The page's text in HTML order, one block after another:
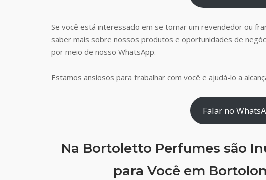
Se você está interessado em se tornar um revendedor ou
saber mais sobre nossos produtos e oportunidades de
por meio de nosso WhatsApp.
Estamos ansiosos para trabalhar com você e ajudá-lo a
Falar no
Na Bortoletto Perfumes são
para Você em